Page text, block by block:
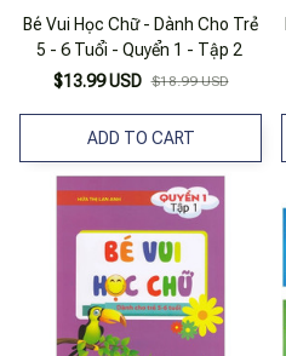
Bé Vui Học Chữ - Dành Cho Trẻ
5 - 6 Tuổi - Quyển 1 - Tập 2
$13.99 USD $18.99 USD
ADD TO CART